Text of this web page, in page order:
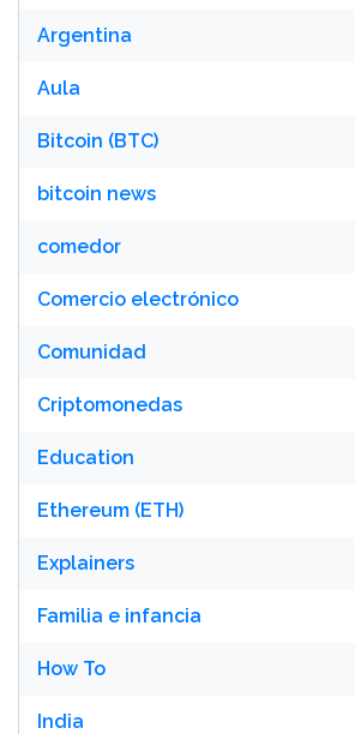
Argentina
Aula
Bitcoin (BTC)
bitcoin news
comedor
Comercio electrónico
Comunidad
Criptomonedas
Education
Ethereum (ETH)
Explainers
Familia e infancia
How To
India